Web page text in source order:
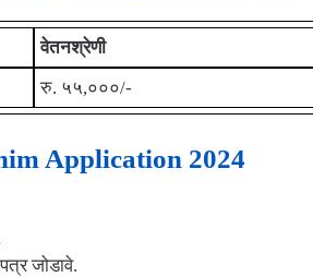
वेतनश्रेणी
रु. ५५,०००/-
Application 2024
जोडावे.